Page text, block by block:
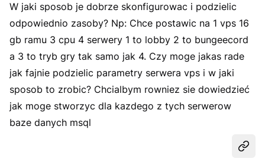
W jaki sposob je dobrze skonfigurowac i podzielic
odpowiednio zasoby? Np: Chce postawic na 1 vps 16
gb ramu 3 cpu 4 serwery 1 to lobby 2 to bungeecord
a 3 to tryb gry tak samo jak 4. Czy moge jakas rade
jak fajnie podzielic parametry serwera vps i w jaki
sposob to zrobic? Chcialbym rowniez sie dowiedzieć
jak moge stworzyc dla kazdego z tych serwerow
baze danych msql